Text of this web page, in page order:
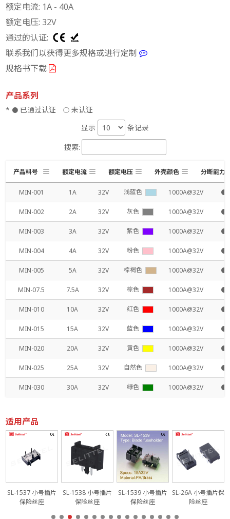
额定电流: 1A - 40A
额定电压: 32V
通过的认证:
联系我们以获得更多规格或进行定制
规格书下载
产品系列
* ● 已通过认证○ 未认证
显示
条记录
搜索:
产品料号 额定电流 额定电压 外壳颜色 分断能力
MIN-001 1A 32V 浅蓝色 1000A@32V ●
MIN-002 2A 32V 灰色 1000A@32V ●
MIN-003 3A 32V 紫色 1000A@32V ●
MIN-004 4A 32V 粉色 1000A@32V ●
MIN-005 5A 32V 棕褐色 1000A@32V ●
MIN-07.5 7.5A 32V 棕色 1000A@32V ●
MIN-010 10A 32V 红色 1000A@32V ●
MIN-015 15A 32V 蓝色 1000A@32V ●
MIN-020 20A 32V 黄色 1000A@32V ●
MIN-025 25A 32V 自然色 1000A@32V ●
MIN-030 30A 32V 绿色 1000A@32V ●
适用产品
SL-1537 小号插片
保险丝座
SL-1538 小号插片
保险丝座
SL-1539 小号插片
保险丝座
SL-26A 小号插片保
险丝座